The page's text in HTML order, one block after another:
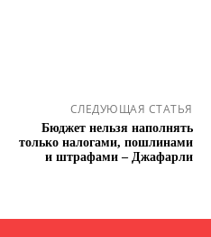
СЛЕДУЮЩАЯ СТАТЬЯ
Бюджет нельзя наполнять
только налогами, пошлинами
и штрафами – Джафарли